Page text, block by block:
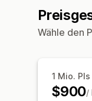
Wähle den
1 Mio. PIs
$900/